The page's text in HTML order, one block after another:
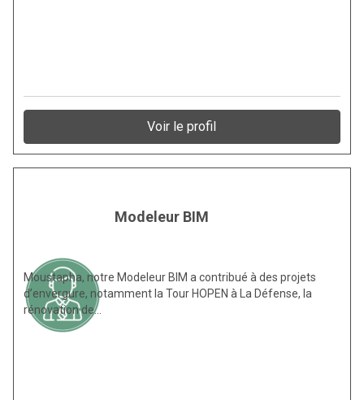
Voir le profil
Modeleur BIM
Moustapha, notre Modeleur BIM a contribué à des projets
d’envergure, notamment la Tour HOPEN à La Défense, la
rénovation de…